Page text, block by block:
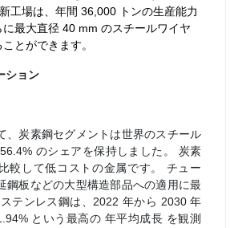
工場は、年間 36,000 トンの生産能力
に最大直径 40 mm のスチールワイヤ
とができます。
ション
、炭素鋼セグメントは世界のスチール
のシェアを保持しました。 炭素
較して低コストの金属です。 チュー
鋼板などの大型構造部品への適用に最
テンレス鋼は、2022 年から 2030 年
という最高の 年平均成長 を観測